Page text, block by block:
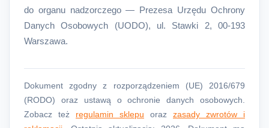
do organu nadzorczego — Prezesa Urzędu Ochrony
Danych Osobowych (UODO), ul. Stawki 2, 00-193
Warszawa.
Dokument zgodny z rozporządzeniem (UE) 2016/679
(RODO) oraz ustawą o ochronie danych osobowych.
Zobacz też regulamin sklepu oraz zasady zwrotów i